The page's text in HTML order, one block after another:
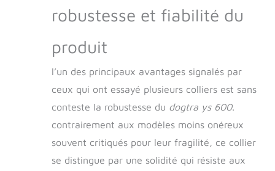
robustesse et fiabilité du
produit
l’un des principaux avantages signalés par
ceux qui ont essayé plusieurs colliers est sans
conteste la robustesse du dogtra ys 600.
contrairement aux modèles moins onéreux
souvent critiqués pour leur fragilité, ce collier
se distingue par une solidité qui résiste aux